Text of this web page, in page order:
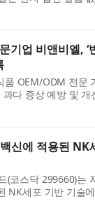
서비스’ 핵심 기술
기업 비앤비엘,
OEM/ODM 전문
다 증상 예방 및 개
번호 제10-
신에 적용된 NK
(코스닥 299660)는
NK세포 기반 기술
미국 특허 등록